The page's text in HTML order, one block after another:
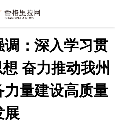
：深入学习贯
奋力推动我州
力量建设高质量
展